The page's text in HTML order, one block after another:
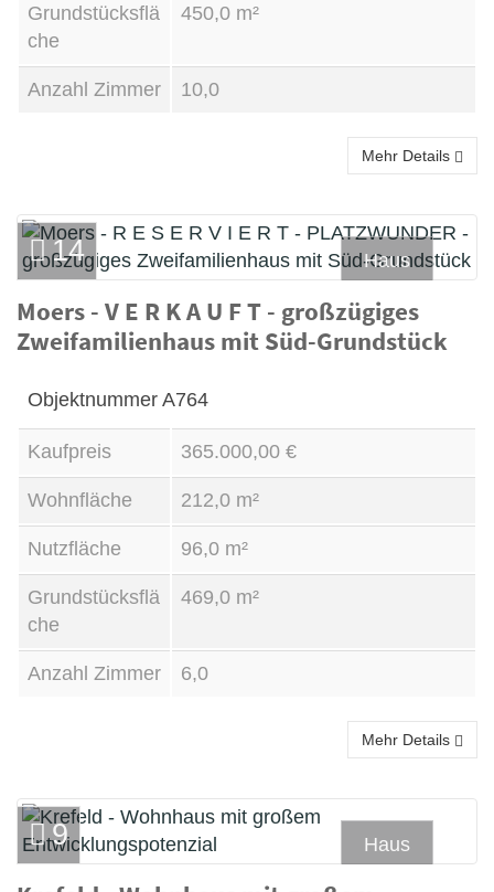
Grundstücksflä
che
450,0 m²
Anzahl Zimmer 10,0
Mehr Details
14 Haus
Kauf
Moers - V E R K A U F T - großzügiges
Zweifamilienhaus mit Süd-Grundstück
Objektnummer A764
Kaufpreis 365.000,00 €
Wohnfläche 212,0 m²
Nutzfläche 96,0 m²
Grundstücksflä
che
469,0 m²
Anzahl Zimmer 6,0
Mehr Details
9 Haus